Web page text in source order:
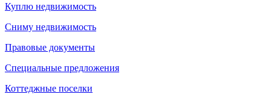
Куплю недвижимость
Сниму недвижимость
Правовые документы
Специальные предложения
Коттеджные поселки